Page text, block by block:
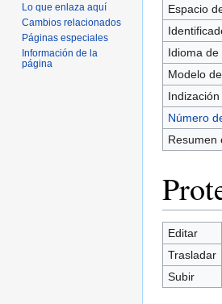
Espacio
Idioma de
Modelo
Número
Resumen
Editar
Trasladar
Subir
Lo que enlaza aquí
Cambios relacionados
Páginas especiales
Información de la
página